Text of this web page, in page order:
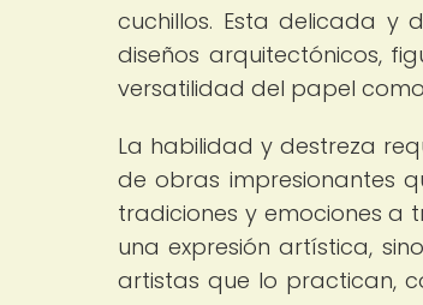
cuchillos. Esta delicada
diseños arquitectónicos,
versatilidad del papel
La habilidad y destreza
de obras impresionantes
tradiciones y emociones a
una expresión artística,
artistas que lo practican,